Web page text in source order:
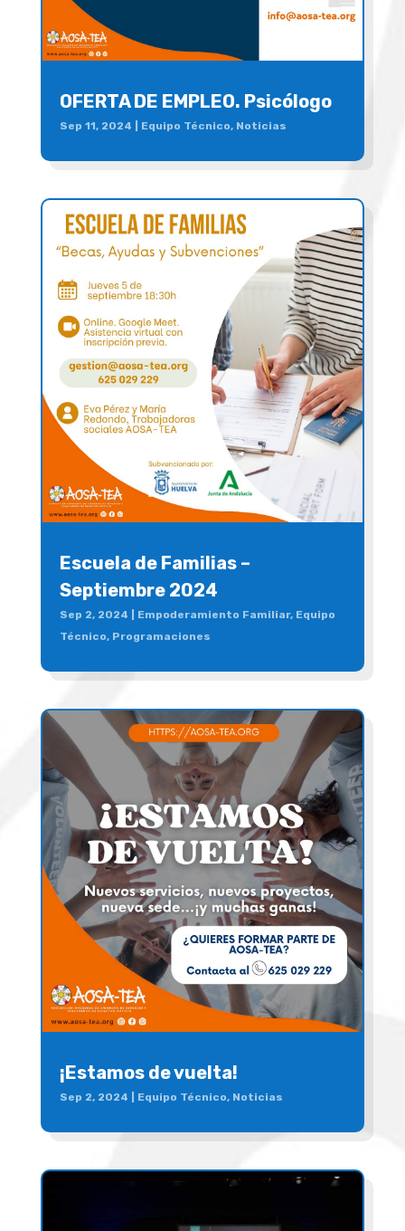
OFERTA DE EMPLEO. Psicólogo
Sep 11, 2024 Equipo Técnico, Noticias
Escuela de Familias –
Septiembre 2024
Sep 2, 2024 Empoderamiento Familiar, Equipo
Técnico, Programaciones
¡Estamos de vuelta!
Sep 2, 2024 Equipo Técnico, Noticias